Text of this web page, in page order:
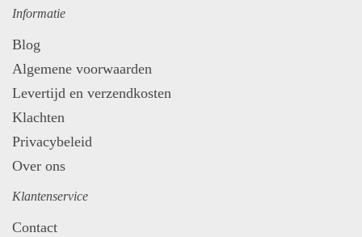
Informatie
Blog
Algemene voorwaarden
Levertijd en verzendkosten
Klachten
Privacybeleid
Over ons
Klantenservice
Contact